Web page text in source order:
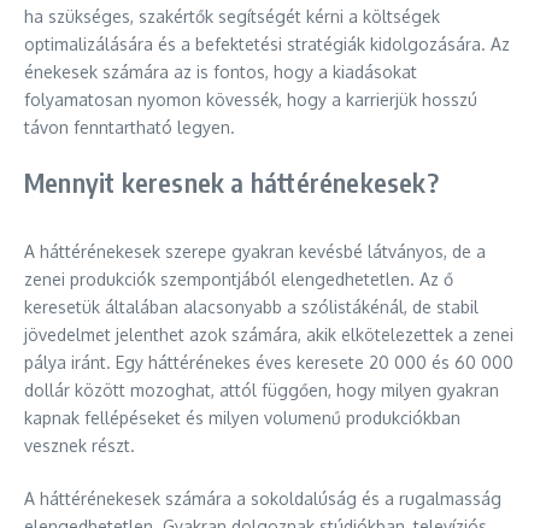
ha szükséges, szakértők segítségét kérni a költségek
optimalizálására és a befektetési stratégiák kidolgozására. Az
énekesek számára az is fontos, hogy a kiadásokat
folyamatosan nyomon kövessék, hogy a karrierjük hosszú
távon fenntartható legyen.
Mennyit keresnek a háttérénekesek?
A háttérénekesek szerepe gyakran kevésbé látványos, de a
zenei produkciók szempontjából elengedhetetlen. Az ő
keresetük általában alacsonyabb a szólistákénál, de stabil
jövedelmet jelenthet azok számára, akik elkötelezettek a zenei
pálya iránt. Egy háttérénekes éves keresete 20 000 és 60 000
dollár között mozoghat, attól függően, hogy milyen gyakran
kapnak fellépéseket és milyen volumenű produkciókban
vesznek részt.
A háttérénekesek számára a sokoldalúság és a rugalmasság